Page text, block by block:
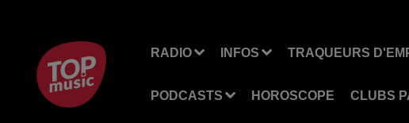
RADIO INFOS TRAQUEURS
PODCASTS HOROSCOPE CLUBS